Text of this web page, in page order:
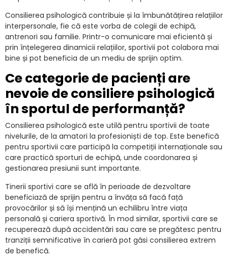
Consilierea psihologică contribuie și la îmbunătățirea relațiilor
interpersonale, fie că este vorba de colegii de echipă,
antrenori sau familie. Printr-o comunicare mai eficientă și
prin înțelegerea dinamicii relațiilor, sportivii pot colabora mai
bine și pot beneficia de un mediu de sprijin optim.
Ce categorie de pacienți are
nevoie de consiliere psihologică
în sportul de performanță?
Consilierea psihologică este utilă pentru sportivii de toate
nivelurile, de la amatori la profesioniști de top. Este benefică
pentru sportivii care participă la competiții internaționale sau
care practică sporturi de echipă, unde coordonarea și
gestionarea presiunii sunt importante.
Tinerii sportivi care se află în perioade de dezvoltare
beneficiază de sprijin pentru a învăța să facă față
provocărilor și să își mențină un echilibru între viața
personală și cariera sportivă. În mod similar, sportivii care se
recuperează după accidentări sau care se pregătesc pentru
tranziții semnificative în carieră pot găsi consilierea extrem
de benefică.